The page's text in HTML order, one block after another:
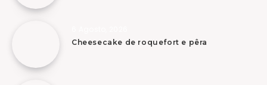
Cheesecake de roquefort e pêra